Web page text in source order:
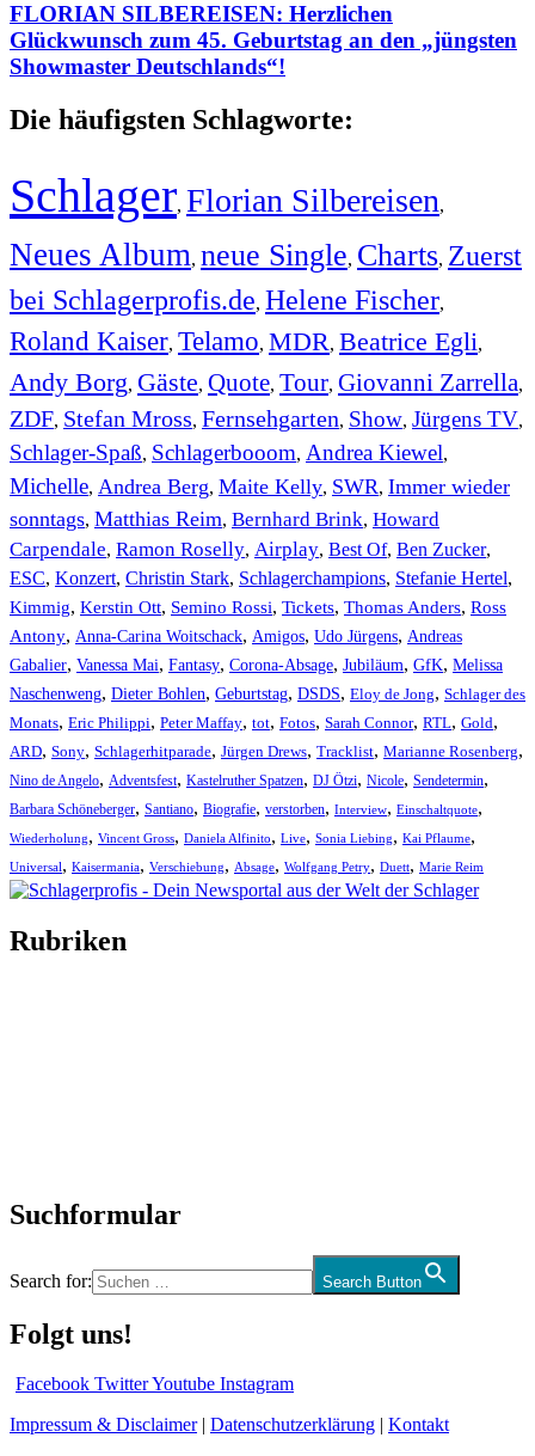
FLORIAN SILBEREISEN: Herzlichen
Glückwunsch zum 45. Geburtstag an den „jüngsten
Showmaster Deutschlands“!
Die häufigsten Schlagworte:
Schlager, Florian Silbereisen,
Neues Album, neue Single, Charts, Zuerst
bei Schlagerprofis.de, Helene Fischer,
Roland Kaiser, Telamo, MDR, Beatrice Egli,
Andy Borg, Gäste, Quote, Tour, Giovanni Zarrella,
ZDF, Stefan Mross, Fernsehgarten, Show, Jürgens TV,
Schlager-Spaß, Schlagerbooom, Andrea Kiewel,
Michelle, Andrea Berg, Maite Kelly, SWR, Immer wieder
sonntags, Matthias Reim, Bernhard Brink, Howard
Carpendale, Ramon Roselly, Airplay, Best Of, Ben Zucker,
ESC, Konzert, Christin Stark, Schlagerchampions, Stefanie Hertel,
Kimmig, Kerstin Ott, Semino Rossi, Tickets, Thomas Anders, Ross
Antony, Anna-Carina Woitschack, Amigos, Udo Jürgens, Andreas
Gabalier, Vanessa Mai, Fantasy, Corona-Absage, Jubiläum, GfK, Melissa
Naschenweng, Dieter Bohlen, Geburtstag, DSDS, Eloy de Jong, Schlager des
Monats, Eric Philippi, Peter Maffay, tot, Fotos, Sarah Connor, RTL, Gold,
ARD, Sony, Schlagerhitparade, Jürgen Drews, Tracklist, Marianne Rosenberg,
Nino de Angelo, Adventsfest, Kastelruther Spatzen, DJ Ötzi, Nicole, Sendetermin,
Barbara Schöneberger, Santiano, Biografie, verstorben, Interview, Einschaltquote,
Wiederholung, Vincent Gross, Daniela Alfinito, Live, Sonia Liebing, Kai Pflaume,
Universal, Kaisermania, Verschiebung, Absage, Wolfgang Petry, Duett, Marie Reim
Rubriken
Suchformular
Search for: Search Button
Folgt uns!
Facebook TwitterYoutube Instagram
Impressum & Disclaimer| Datenschutzerklärung | Kontakt